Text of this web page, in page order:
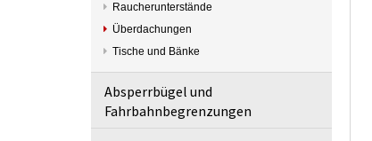
Raucherunterstände
Überdachungen
Tische und Bänke
Absperrbügel und
Fahrbahnbegrenzungen